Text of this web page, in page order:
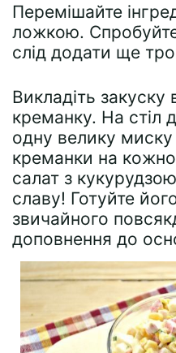
Перемішайте
ложкою.
слід додати ще
Викладіть
креманку. На стіл
одну велику миску
креманки на
салат з
славу! Готуйте
звичайного
доповнення до